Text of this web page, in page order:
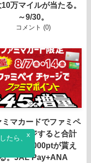
万マイルが当たる。
～9/30。
コメント (0)
ミマカードでファミペ
チャージすると合計
、最大5,000ptが貰え
。JAL Pay+ANA
たら、x